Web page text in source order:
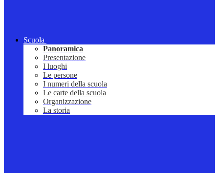
Scuola
Panoramica
Presentazione
I luoghi
Le persone
I numeri della scuola
Le carte della scuola
Organizzazione
La storia